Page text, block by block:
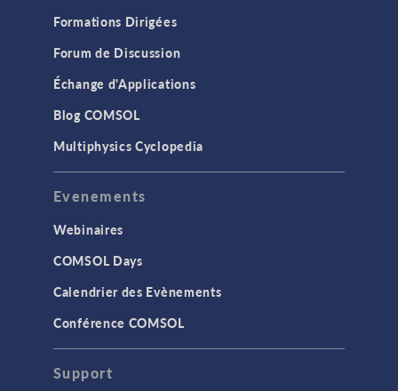
Formations Dirigées
Forum de Discussion
Échange d'Applications
Blog COMSOL
Multiphysics Cyclopedia
Evenements
Webinaires
COMSOL Days
Calendrier des Evènements
Conférence COMSOL
Support